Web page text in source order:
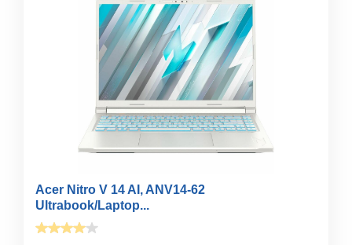
Acer Nitro V 14 AI, ANV14-62
Ultrabook/Laptop...